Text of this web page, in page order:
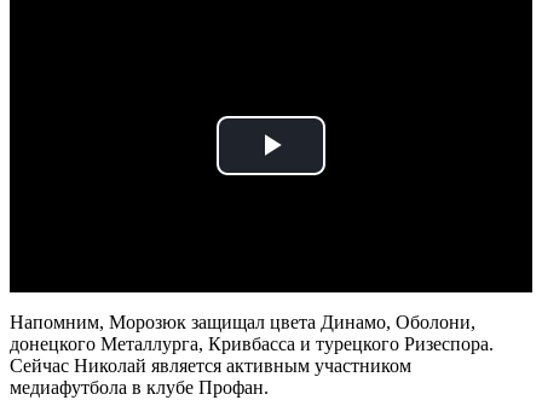
Play
Напомним, Морозюк защищал цвета Динамо, Оболони,
донецкого Металлурга, Кривбасса и турецкого Ризеспора.
Сейчас Николай является активным участником
медиафутбола в клубе Профан.